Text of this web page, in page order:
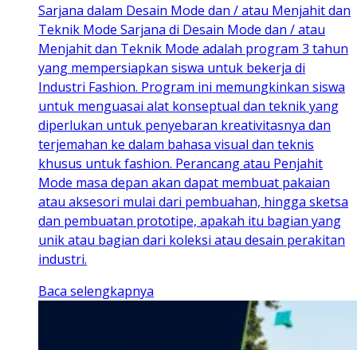
Sarjana dalam Desain Mode dan / atau Menjahit dan
Teknik Mode Sarjana di Desain Mode dan / atau
Menjahit dan Teknik Mode adalah program 3 tahun
yang mempersiapkan siswa untuk bekerja di
Industri Fashion. Program ini memungkinkan siswa
untuk menguasai alat konseptual dan teknik yang
diperlukan untuk penyebaran kreativitasnya dan
terjemahan ke dalam bahasa visual dan teknis
khusus untuk fashion. Perancang atau Penjahit
Mode masa depan akan dapat membuat pakaian
atau aksesori mulai dari pembuahan, hingga sketsa
dan pembuatan prototipe, apakah itu bagian yang
unik atau bagian dari koleksi atau desain perakitan
industri.
Baca selengkapnya